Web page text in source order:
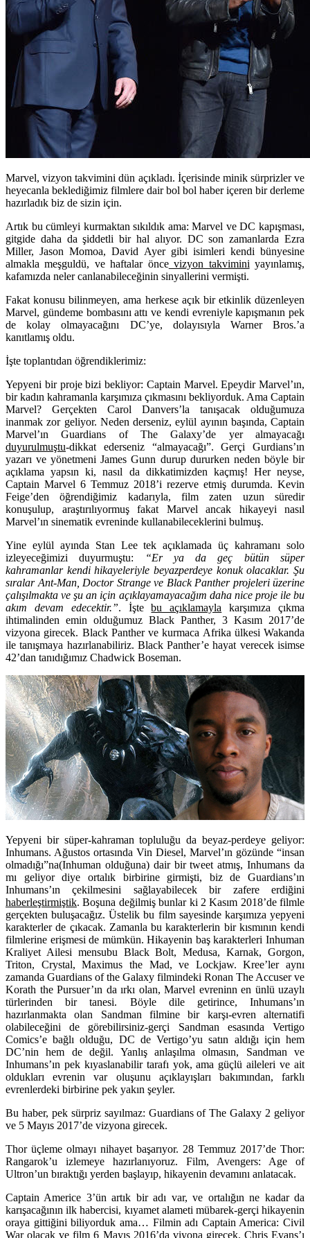
Marvel, vizyon takvimini dün açıkladı. İçerisinde minik sürprizler ve
heyecanla beklediğimiz filmlere dair bol bol haber içeren bir derleme
hazırladık biz de sizin için.
Artık bu cümleyi kurmaktan sıkıldık ama: Marvel ve DC kapışması,
gitgide daha da şiddetli bir hal alıyor. DC son zamanlarda Ezra
Miller, Jason Momoa, David Ayer gibi isimleri kendi bünyesine
almakla meşguldü, ve haftalar öncevizyon takvimini yayınlamış,
kafamızda neler canlanabileceğinin sinyallerini vermişti.
Fakat konusu bilinmeyen, ama herkese açık bir etkinlik düzenleyen
Marvel, gündeme bombasını attı ve kendi evreniyle kapışmanın pek
de kolay olmayacağını DC’ye, dolayısıyla Warner Bros.’a
kanıtlamış oldu.
İşte toplantıdan öğrendiklerimiz:
Yepyeni bir proje bizi bekliyor: Captain Marvel. Epeydir Marvel’ın,
bir kadın kahramanla karşımıza çıkmasını bekliyorduk. Ama Captain
Marvel? Gerçekten Carol Danvers’la tanışacak olduğumuza
inanmak zor geliyor. Neden derseniz, eylül ayının başında, Captain
Marvel’ın Guardians of The Galaxy’de yer almayacağı
duyurulmuştu-dikkat ederseniz “almayacağı”. Gerçi Gurdians’ın
yazarı ve yönetmeni James Gunn durup dururken neden böyle bir
açıklama yapsın ki, nasıl da dikkatimizden kaçmış! Her neyse,
Captain Marvel 6 Temmuz 2018’i rezerve etmiş durumda. Kevin
Feige’den öğrendiğimiz kadarıyla, film zaten uzun süredir
konuşulup, araştırılıyormuş fakat Marvel ancak hikayeyi nasıl
Marvel’ın sinematik evreninde kullanabileceklerini bulmuş.
Yine eylül ayında Stan Lee tek açıklamada üç kahramanı solo
izleyeceğimizi duyurmuştu: “Er ya da geç bütün süper
kahramanlar kendi hikayeleriyle beyazperdeye konuk olacaklar. Şu
sıralar Ant-Man, Doctor Strange ve Black Panther projeleri üzerine
çalışılmakta ve şu an için açıklayamayacağım daha nice proje ile bu
akım devam edecektir.”. İştebu açıklamayla karşımıza çıkma
ihtimalinden emin olduğumuz Black Panther, 3 Kasım 2017’de
vizyona girecek. Black Panther ve kurmaca Afrika ülkesi Wakanda
ile tanışmaya hazırlanabiliriz. Black Panther’e hayat verecek isimse
42’dan tanıdığımız Chadwick Boseman.
Yepyeni bir süper-kahraman topluluğu da beyaz-perdeye geliyor:
Inhumans. Ağustos ortasında Vin Diesel, Marvel’ın gözünde “insan
olmadığı”na(Inhuman olduğuna) dair bir tweet atmış,Inhumans da
mı geliyor diye ortalık birbirine girmişti, biz de Guardians’ın
Inhumans’ın çekilmesini sağlayabilecek bir zafere erdiğini
haberleştirmiştik. Boşuna değilmiş bunlar ki 2 Kasım 2018’de filmle
gerçekten buluşacağız. Üstelik bu film sayesinde karşımıza yepyeni
karakterler de çıkacak. Zamanla bu karakterlerin bir kısmının kendi
filmlerine erişmesi de mümkün. Hikayenin baş karakterleri Inhuman
Kraliyet Ailesi mensubu Black Bolt, Medusa, Karnak, Gorgon,
Triton, Crystal, Maximus the Mad, ve Lockjaw. Kree’ler aynı
zamanda Guardians of the Galaxy filmindeki Ronan The Accuser ve
Korath the Pursuer’ın da ırkı olan, Marvel evreninn en ünlü uzaylı
türlerinden bir tanesi. Böyle dile getirince, Inhumans’ın
hazırlanmakta olan Sandman filmine bir karşı-evren alternatifi
olabileceğini de görebilirsiniz-gerçi Sandman esasında Vertigo
Comics’e bağlı olduğu, DC de Vertigo’yu satın aldığı için hem
DC’nin hem de değil. Yanlış anlaşılma olmasın, Sandman ve
Inhumans’ın pek kıyaslanabilir tarafı yok, ama güçlü aileleri ve ait
oldukları evrenin var oluşunu açıklayışları bakımından, farklı
evrenlerdeki birbirine pek yakın şeyler.
Bu haber, pek sürpriz sayılmaz: Guardians of The Galaxy 2 geliyor
ve 5 Mayıs 2017’de vizyona girecek.
Thor üçleme olmayı nihayet başarıyor. 28 Temmuz 2017’de Thor:
Rangarok’u izlemeye hazırlanıyoruz. Film, Avengers: Age of
Ultron’un bıraktığı yerden başlayıp, hikayenin devamını anlatacak.
Captain Americe 3’ün artık bir adı var, ve ortalığın ne kadar da
karışacağının ilk habercisi, kıyamet alameti mübarek-gerçi hikayenin
oraya gittiğini biliyorduk ama… Filmin adı Captain America: Civil
Warolacak ve film 6 Mayıs 2016’da viyona girecek. Chris Evans’ı